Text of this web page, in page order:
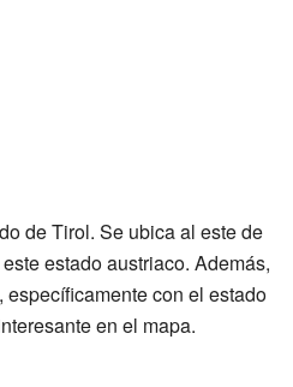
de Tirol. Se ubica al este de
estado austriaco. Además,
específicamente con el estado
en el mapa.